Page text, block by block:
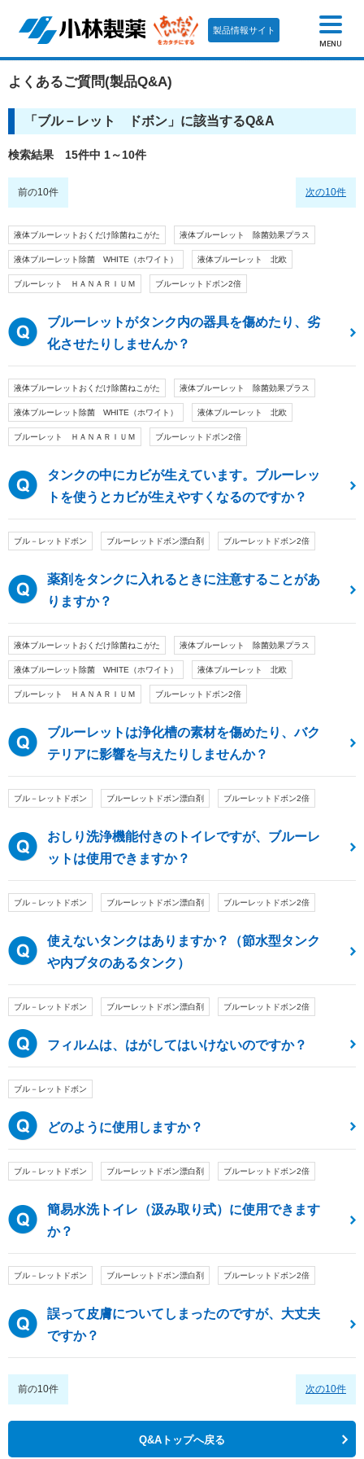
製品情報サイト
MENU
よくあるご質問(製品Q&A)
「 ブル－レット ドボン 」に該当するQ&A
検索結果 15件中 1～10件
前の10件 次の10件
液体ブルーレットおくだけ除菌ねこがた 液体ブルーレット 除菌効果プラス
液体ブルーレット除菌 WHITE（ホワイト） 液体ブルーレット 北欧
ブルーレット ＨＡＮＡＲＩＵＭ ブルーレットドボン2倍
ブルーレットがタンク内の器具を傷めたり、劣
化させたりしませんか？
液体ブルーレットおくだけ除菌ねこがた 液体ブルーレット 除菌効果プラス
液体ブルーレット除菌 WHITE（ホワイト） 液体ブルーレット 北欧
ブルーレット ＨＡＮＡＲＩＵＭ ブルーレットドボン2倍
タンクの中にカビが生えています。ブルーレッ
トを使うとカビが生えやすくなるのですか？
ブル－レットドボン ブルーレットドボン漂白剤 ブルーレットドボン2倍
薬剤をタンクに入れるときに注意することがあ
りますか？
液体ブルーレットおくだけ除菌ねこがた 液体ブルーレット 除菌効果プラス
液体ブルーレット除菌 WHITE（ホワイト） 液体ブルーレット 北欧
ブルーレット ＨＡＮＡＲＩＵＭ ブルーレットドボン2倍
ブルーレットは浄化槽の素材を傷めたり、バク
テリアに影響を与えたりしませんか？
ブル－レットドボン ブルーレットドボン漂白剤 ブルーレットドボン2倍
おしり洗浄機能付きのトイレですが、ブルーレ
ットは使用できますか？
ブル－レットドボン ブルーレットドボン漂白剤 ブルーレットドボン2倍
使えないタンクはありますか？（節水型タンク
内ブタのあるタンク）
ブル－レットドボン ブルーレットドボン漂白剤 ブルーレットドボン2倍
フィルムは、はがしてはいけないのですか？
ブル－レットドボン
どのように使用しますか？
ブル－レットドボン ブルーレットドボン漂白剤 ブルーレットドボン2倍
簡易水洗トイレ（汲み取り式）に使用できます
か？
ブル－レットドボン ブルーレットドボン漂白剤 ブルーレットドボン2倍
誤って皮膚についてしまったのですが、大丈夫
ですか？
前の10件 次の10件
Q&Aトップへ戻る